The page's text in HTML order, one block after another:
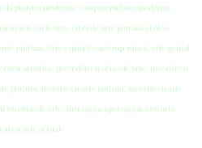
la pintura moderna, comprar pintura moderna,
arte en lienzo, Obra de arte pintada al óleo,
pintura, Arte español contemporáneo, arte genial
artística, inversión en obras de arte, invertir en
pintura, invertir en arte pintura, invertir en arte
obras de arte, inversiones potenciales en arte,
en arte actual